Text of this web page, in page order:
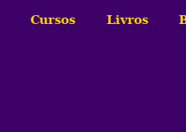
Cursos Livros